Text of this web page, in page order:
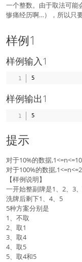
一个整数。由于取法可能
惨痛经历啊…），所以只
样例1
样例输入1
样例输出1
提示
对于10%的数据,1<=n<=10
对于100%的数据
【样例说明】
一开始整副牌是1、2、3
洗牌后剩下1、4、5
5种方案分别是
1、不取
2、取1
3、取4
4、取5
5、取4和5